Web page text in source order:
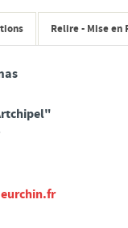
Relire - Mise en